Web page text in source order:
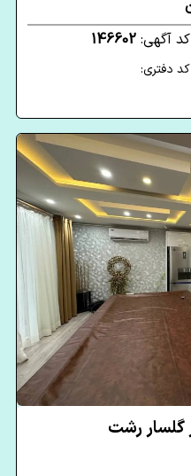
کد آگهی: 146602
کد دفتری: